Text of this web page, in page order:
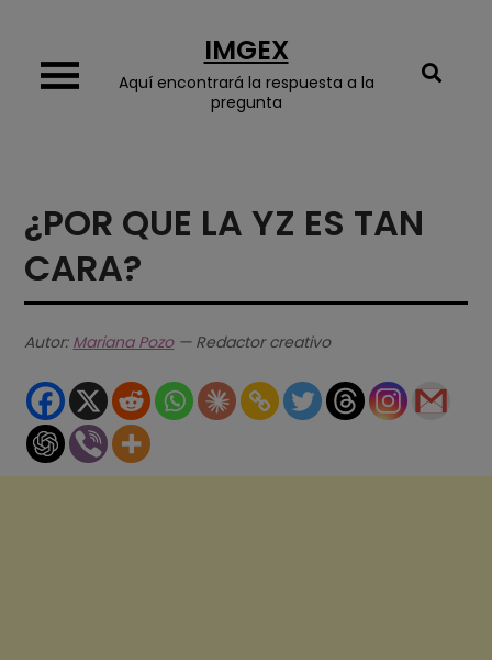
content
IMGEX
Aquí encontrará la respuesta a la
pregunta
¿POR QUE LA YZ ES TAN
CARA?
Autor: Mariana Pozo— Redactor creativo